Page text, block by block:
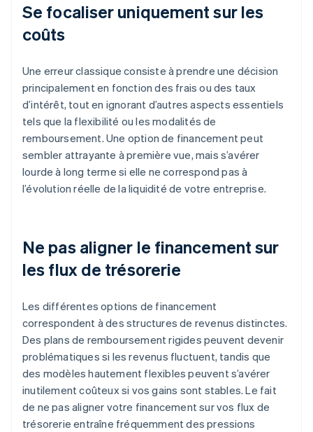
Se focaliser uniquement sur les
coûts
Une erreur classique consiste à prendre une décision
principalement en fonction des frais ou des taux
d’intérêt, tout en ignorant d’autres aspects essentiels
tels que la flexibilité ou les modalités de
remboursement. Une option de financement peut
sembler attrayante à première vue, mais s’avérer
lourde à long terme si elle ne correspond pas à
l’évolution réelle de la liquidité de votre entreprise.
Ne pas aligner le financement sur
les flux de trésorerie
Les différentes options de financement
correspondent à des structures de revenus distinctes.
Des plans de remboursement rigides peuvent devenir
problématiques si les revenus fluctuent, tandis que
des modèles hautement flexibles peuvent s’avérer
inutilement coûteux si vos gains sont stables. Le fait
de ne pas aligner votre financement sur vos flux de
trésorerie entraîne fréquemment des pressions